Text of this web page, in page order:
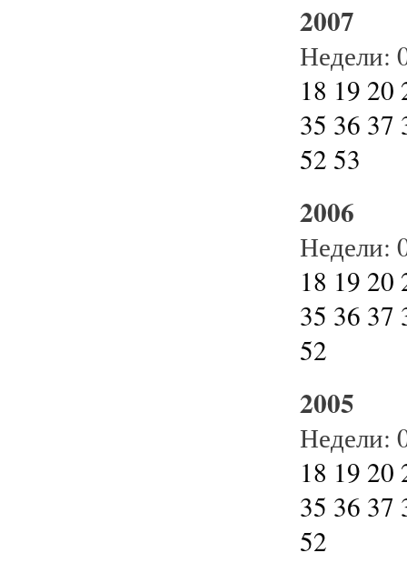
2007
Недели:
18 19 20
35 36 37
52 53
2006
Недели:
18 19 20
35 36 37
52
2005
Недели:
18 19 20
35 36 37
52